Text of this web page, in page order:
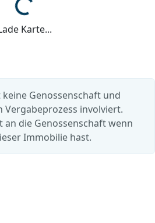
Lade...
Karte...
Genossenschaft und
Vergabeprozess involviert.
an die Genossenschaft wenn
Immobilie hast.